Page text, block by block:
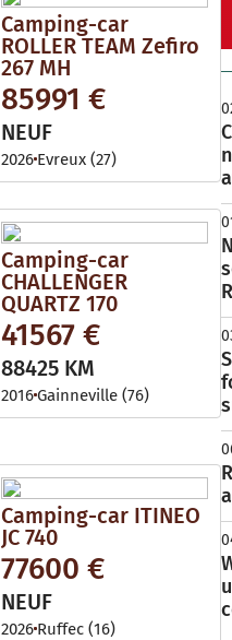
Camping-car
ROLLER TEAM Zefiro
267 MH
85991 €
NEUF
2026 Evreux (27)
Camping-car
CHALLENGER
QUARTZ 170
41567 €
88425 KM
2016Gainneville (76)
Camping-car ITINEO
JC 740
77600 €
NEUF
2026 Ruffec (16)